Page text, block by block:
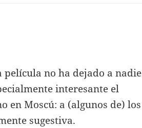
película no ha dejado a nadie
interesante el
en Moscú: a (algunos de) los
sugestiva.